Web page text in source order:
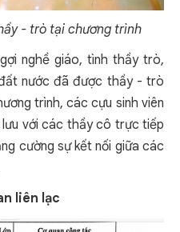
- trò tại chương trình
nghề giáo, tình thầy trò,
nước đã được thầy - trò
trình, các cựu sinh viên
với các thầy cô trực tiếp
cường sự kết nối giữa các
liên lạc